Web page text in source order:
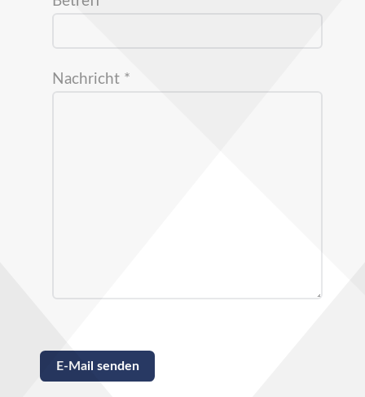
Nachricht *
Captcha *
E-Mail senden